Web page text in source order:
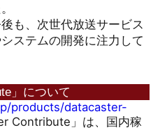
も、次世代放送サービス
ステムの開発に注力して
」について
products/datacaster-
Contribute 」は、国内稼